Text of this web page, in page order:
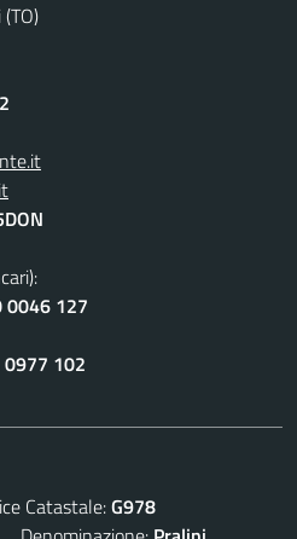
0046 127
102
Catastale:G978